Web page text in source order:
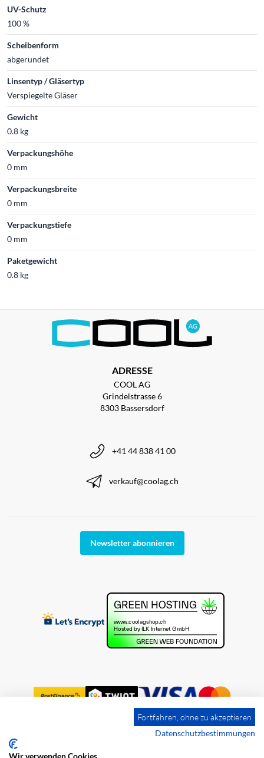
UV-Schutz
100 %
Scheibenform
abgerundet
Linsentyp / Gläsertyp
Verspiegelte Gläser
Gewicht
0.8 kg
Verpackungshöhe
0 mm
Verpackungsbreite
0 mm
Verpackungstiefe
0 mm
Paketgewicht
0.8 kg
ADRESSE
COOL AG
Grindelstrasse 6
8303 Bassersdorf
+41 44 838 41 00
verkauf@coolag.ch
Newsletter abonnieren
Fortfahren, ohne zu akzeptieren
Datenschutzbestimmungen
Wir verwenden Cookies